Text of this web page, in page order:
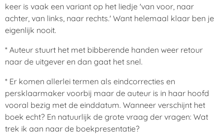
keer is vaak een variant op het liedje 'van voor, naar
achter, van links, naar rechts.' Want helemaal klaar ben je
eigenlijk nooit.
* Auteur stuurt het met bibberende handen weer retour
naar de uitgever en dan gaat het snel.
* Er komen allerlei termen als eindcorrecties en
persklaarmaker voorbij maar de auteur is in haar hoofd
vooral bezig met de einddatum. Wanneer verschijnt het
boek echt? En natuurlijk de grote vraag der vragen: Wat
trek ik aan naar de boekpresentatie?